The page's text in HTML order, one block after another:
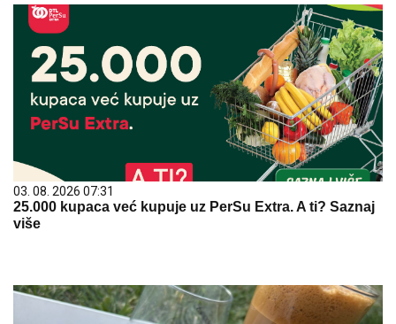
03. 08. 2026 07:31
25.000 kupaca već kupuje uz PerSu Extra. A ti? Saznaj
više